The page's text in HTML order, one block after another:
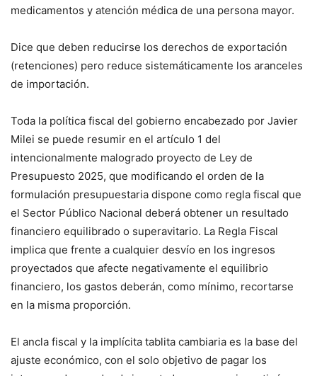
medicamentos y atención médica de una persona mayor.
Dice que deben reducirse los derechos de exportación
(retenciones) pero reduce sistemáticamente los aranceles
de importación.
Toda la política fiscal del gobierno encabezado por Javier
Milei se puede resumir en el artículo 1 del
intencionalmente malogrado proyecto de Ley de
Presupuesto 2025, que modificando el orden de la
formulación presupuestaria dispone como regla fiscal que
el Sector Público Nacional deberá obtener un resultado
financiero equilibrado o superavitario. La Regla Fiscal
implica que frente a cualquier desvío en los ingresos
proyectados que afecte negativamente el equilibrio
financiero, los gastos deberán, como mínimo, recortarse
en la misma proporción.
El ancla fiscal y la implícita tablita cambiaria es la base del
ajuste económico, con el solo objetivo de pagar los